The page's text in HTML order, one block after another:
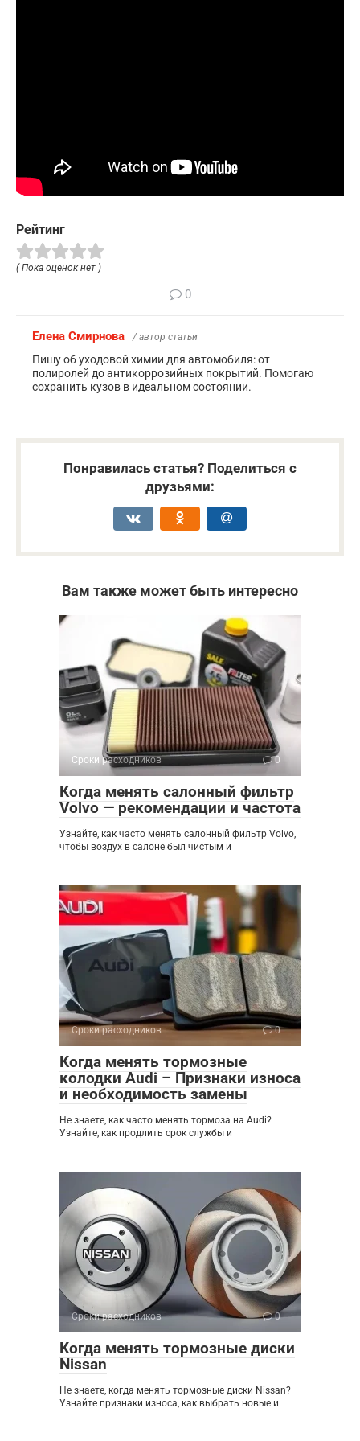
Рейтинг
( Пока оценок нет )
0
Елена Смирнова / автор статьи
Пишу об уходовой химии для автомобиля: от
полиролей до антикоррозийных покрытий. Помогаю
сохранить кузов в идеальном состоянии.
Понравилась статья? Поделиться с
друзьями:
Вам также может быть интересно
Сроки расходников 0
Когда менять салонный фильтр
Volvo — рекомендации и частота
Узнайте, как часто менять салонный фильтр Volvo,
чтобы воздух в салоне был чистым и
Сроки расходников 0
Когда менять тормозные
колодки Audi – Признаки износа
и необходимость замены
Не знаете, как часто менять тормоза на Audi?
Узнайте, как продлить срок службы и
Сроки расходников 0
Когда менять тормозные диски
Nissan
Не знаете, когда менять тормозные диски Nissan?
Узнайте признаки износа, как выбрать новые и